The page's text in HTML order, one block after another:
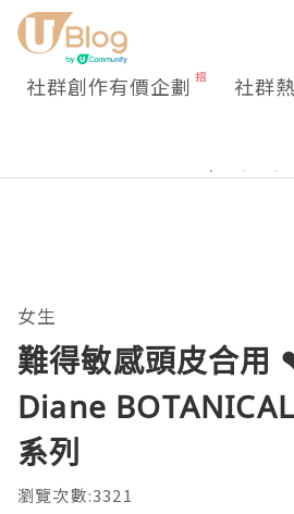
社群創作有價企劃 社群
女生
難得敏感頭皮合
Diane
系列
瀏覽次數:3321